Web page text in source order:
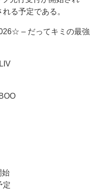
る予定である。
– だってキミの最強
始
定